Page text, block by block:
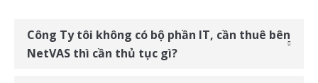
Công Ty tôi không có bộ phần IT, cần thuê bên
NetVAS thì cần thủ tục gì?